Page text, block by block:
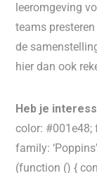
leeromgeving
teams
de
hier dan ook
Heb je
color: #001e48;
family:
(function () {